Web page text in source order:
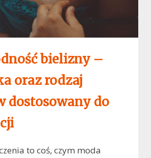
bielizny –
oraz rodzaj
dostosowany do
to coś, czym moda